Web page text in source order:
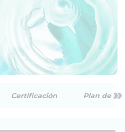
Certificación Plan de »